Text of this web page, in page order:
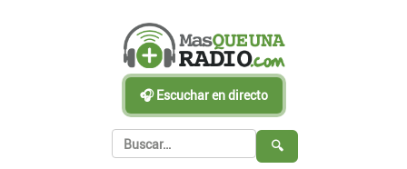
🎧 Escuchar en directo
🔍